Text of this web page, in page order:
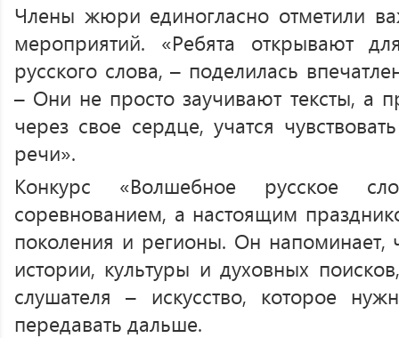
Члены жюри единогласно отметили
мероприятий. «Ребята открывают
русского слова, – поделилась
– Они не просто заучивают тексты, а
через свое сердце, учатся
речи».
Конкурс «Волшебное русское
соревнованием, а настоящим
поколения и регионы. Он напоминает,
истории, культуры и духовных
слушателя – искусство, которое
передавать дальше.